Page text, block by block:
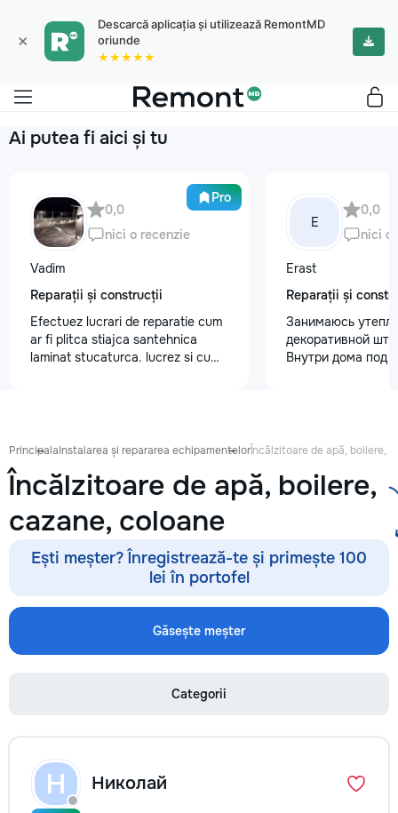
×
Descarcă aplicația și utilizează RemontMD
oriunde
★★★★★
Ai putea fi aici și tu
Pro
0,0
nici o recenzie
Vadim
Reparații și construcții
Efectuez lucrari de reparatie cum
ar fi plitca stiajca santehnica
laminat stucaturca. lucrez si cu
E
0,0
nici o
Erast
Reparații și
Занимаюсь
декоративной
Внутри дома под
PrincipalaInstalarea și repararea echipamentelorÎncălzitoare de apă, boilere,
Încălzitoare de apă, boilere,
cazane, coloane
Ești meșter? Înregistrează-te și primește 100
lei în portofel
Găsește meșter
Categorii
Н Николай